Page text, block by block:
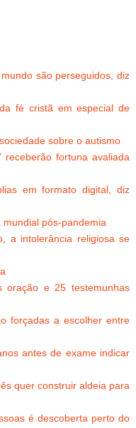
são perseguidos, diz
fé cristã em especial de
sobre o autismo
receberão fortuna avaliada
em formato digital, diz
pós-pandemia
a intolerância religiosa se
oração e 25 testemunhas
forçadas a escolher entre
antes de exame indicar
quer construir aldeia para
é descoberta perto do